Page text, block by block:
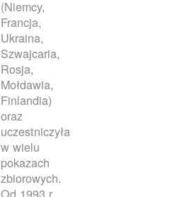
(Niemcy,
Francja,
Ukraina,
Szwajcaria,
Rosja,
Mołdawia,
Finlandia)
oraz
uczestniczyła
w wielu
pokazach
zbiorowych.